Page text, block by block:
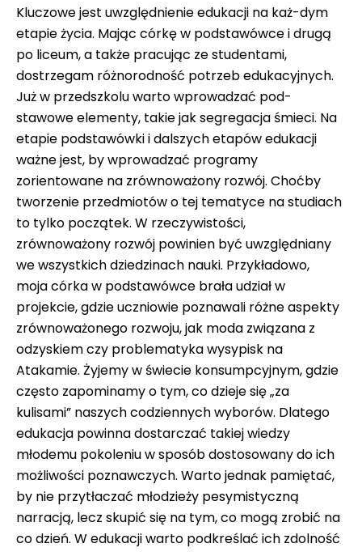
Kluczowe jest uwzględnienie edukacji na każ-dym
etapie życia. Mając córkę w podstawówce i drugą
po liceum, a także pracując ze studentami,
dostrzegam różnorodność potrzeb edukacyjnych.
Już w przedszkolu warto wprowadzać pod-
stawowe elementy, takie jak segregacja śmieci. Na
etapie podstawówki i dalszych etapów edukacji
ważne jest, by wprowadzać programy
zorientowane na zrównoważony rozwój. Choćby
tworzenie przedmiotów o tej tematyce na studiach
to tylko początek. W rzeczywistości,
zrównoważony rozwój powinien być uwzględniany
we wszystkich dziedzinach nauki. Przykładowo,
moja córka w podstawówce brała udział w
projekcie, gdzie uczniowie poznawali różne aspekty
zrównoważonego rozwoju, jak moda związana z
odzyskiem czy problematyka wysypisk na
Atakamie. Żyjemy w świecie konsumpcyjnym, gdzie
często zapominamy o tym, co dzieje się „za
kulisami” naszych codziennych wyborów. Dlatego
edukacja powinna dostarczać takiej wiedzy
młodemu pokoleniu w sposób dostosowany do ich
możliwości poznawczych. Warto jednak pamiętać,
by nie przytłaczać młodzieży pesymistyczną
narracją, lecz skupić się na tym, co mogą zrobić na
co dzień. W edukacji warto podkreślać ich zdolność